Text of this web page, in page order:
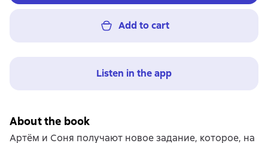
Add to cart
Listen in the app
About the book
Артëм и Соня получают новое задание, которое, на